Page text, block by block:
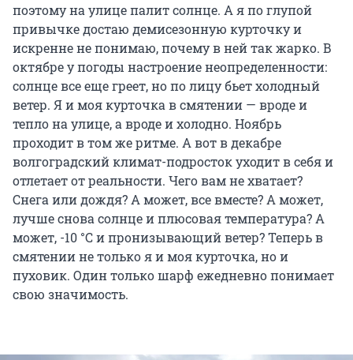
поэтому на улице палит солнце. А я по глупой
привычке достаю демисезонную курточку и
искренне не понимаю, почему в ней так жарко. В
октябре у погоды настроение неопределенности:
солнце все еще греет, но по лицу бьет холодный
ветер. Я и моя курточка в смятении — вроде и
тепло на улице, а вроде и холодно. Ноябрь
проходит в том же ритме. А вот в декабре
волгоградский климат-подросток уходит в себя и
отлетает от реальности. Чего вам не хватает?
Снега или дождя? А может, все вместе? А может,
лучше снова солнце и плюсовая температура? А
может, -10 °C и пронизывающий ветер? Теперь в
смятении не только я и моя курточка, но и
пуховик. Один только шарф ежедневно понимает
свою значимость.